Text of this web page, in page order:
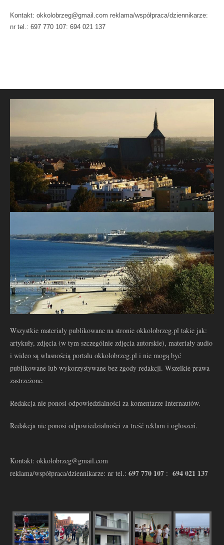
Kontakt: okkolobrzeg@gmail.com reklama/współpraca/dziennikarze:
nr tel.: 697 770 107: 694 021 137
Wszystkie materiały publikowane na stronie okkolobrzeg.pl takie jak:
artykuły, zdjęcia (w tym szczególnie zdjęcia autorskie), materiały audio
i wideo są własnością portalu okkolobrzeg.pl i nie mogą być
publikowane lub wykorzystywane bez zgody redakcji. Wszelkie prawa
zastrzeżone.
Redakcja nie ponosi odpowiedzialności za komentarze Internautów.
Redakcja nie ponosi odpowiedzialności za treść reklam i ogłoszeń.
Kontakt: okkolobrzeg@gmail.com
reklama/współpraca/dziennikarze: nr tel.: 697 770 107 : 694 021 137